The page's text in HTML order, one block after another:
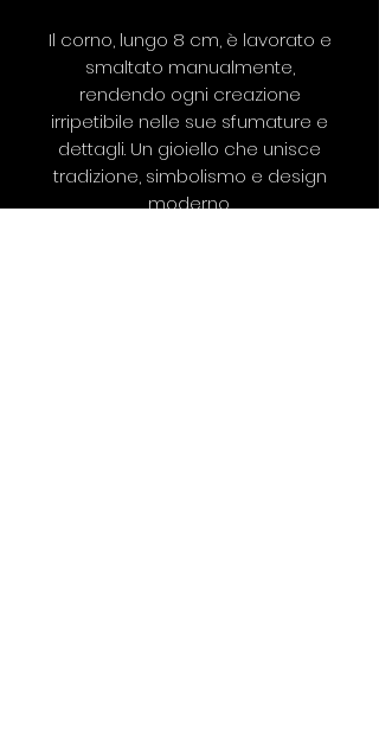
Il corno, lungo 8 cm, è lavorato e
smaltato manualmente,
rendendo ogni creazione
irripetibile nelle sue sfumature e
dettagli. Un gioiello che unisce
tradizione, simbolismo e design
moderno.